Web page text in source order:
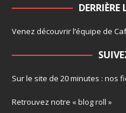
Venez découvrir l’équipe de
Sur le site de 20 minutes : nos
Retrouvez notre « blog roll »